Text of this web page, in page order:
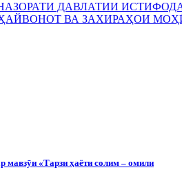
ДАВЛАТИИ
ВА ЗАХИРАҲОИ
мавзӯи «Тарзи ҳаёти солим – омили